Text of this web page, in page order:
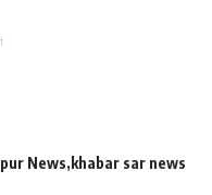
News khabar sar news